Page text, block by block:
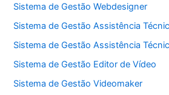
Sistema de Gestão Webdesigner
Sistema de Gestão Assistência
Sistema de Gestão Assistência
Sistema de Gestão Editor de Vídeo
Sistema de Gestão Videomaker